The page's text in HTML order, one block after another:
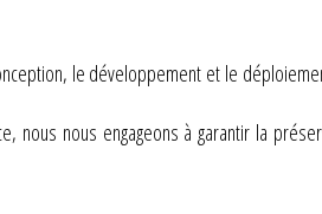
le développement et le
nous nous engageons à garantir la